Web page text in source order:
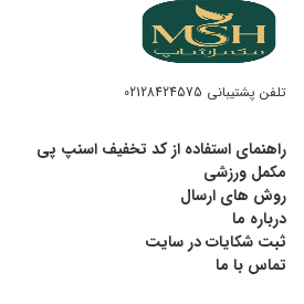
تلفن پشتیبانی 02128424575
راهنمای استفاده از کد تخفیف اسنپ پی
مکمل ورزشی
روش های ارسال
درباره ما
ثبت شکایات در سایت
تماس با ما